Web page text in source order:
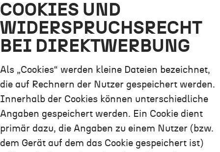
COOKIES UND
WIDERSPRUCHSRECHT
BEI DIREKTWERBUNG
Als „Cookies“ werden kleine Dateien bezeichnet,
die auf Rechnern der Nutzer gespeichert werden.
Innerhalb der Cookies können unterschiedliche
Angaben gespeichert werden. Ein Cookie dient
primär dazu, die Angaben zu einem Nutzer (bzw.
dem Gerät auf dem das Cookie gespeichert ist)